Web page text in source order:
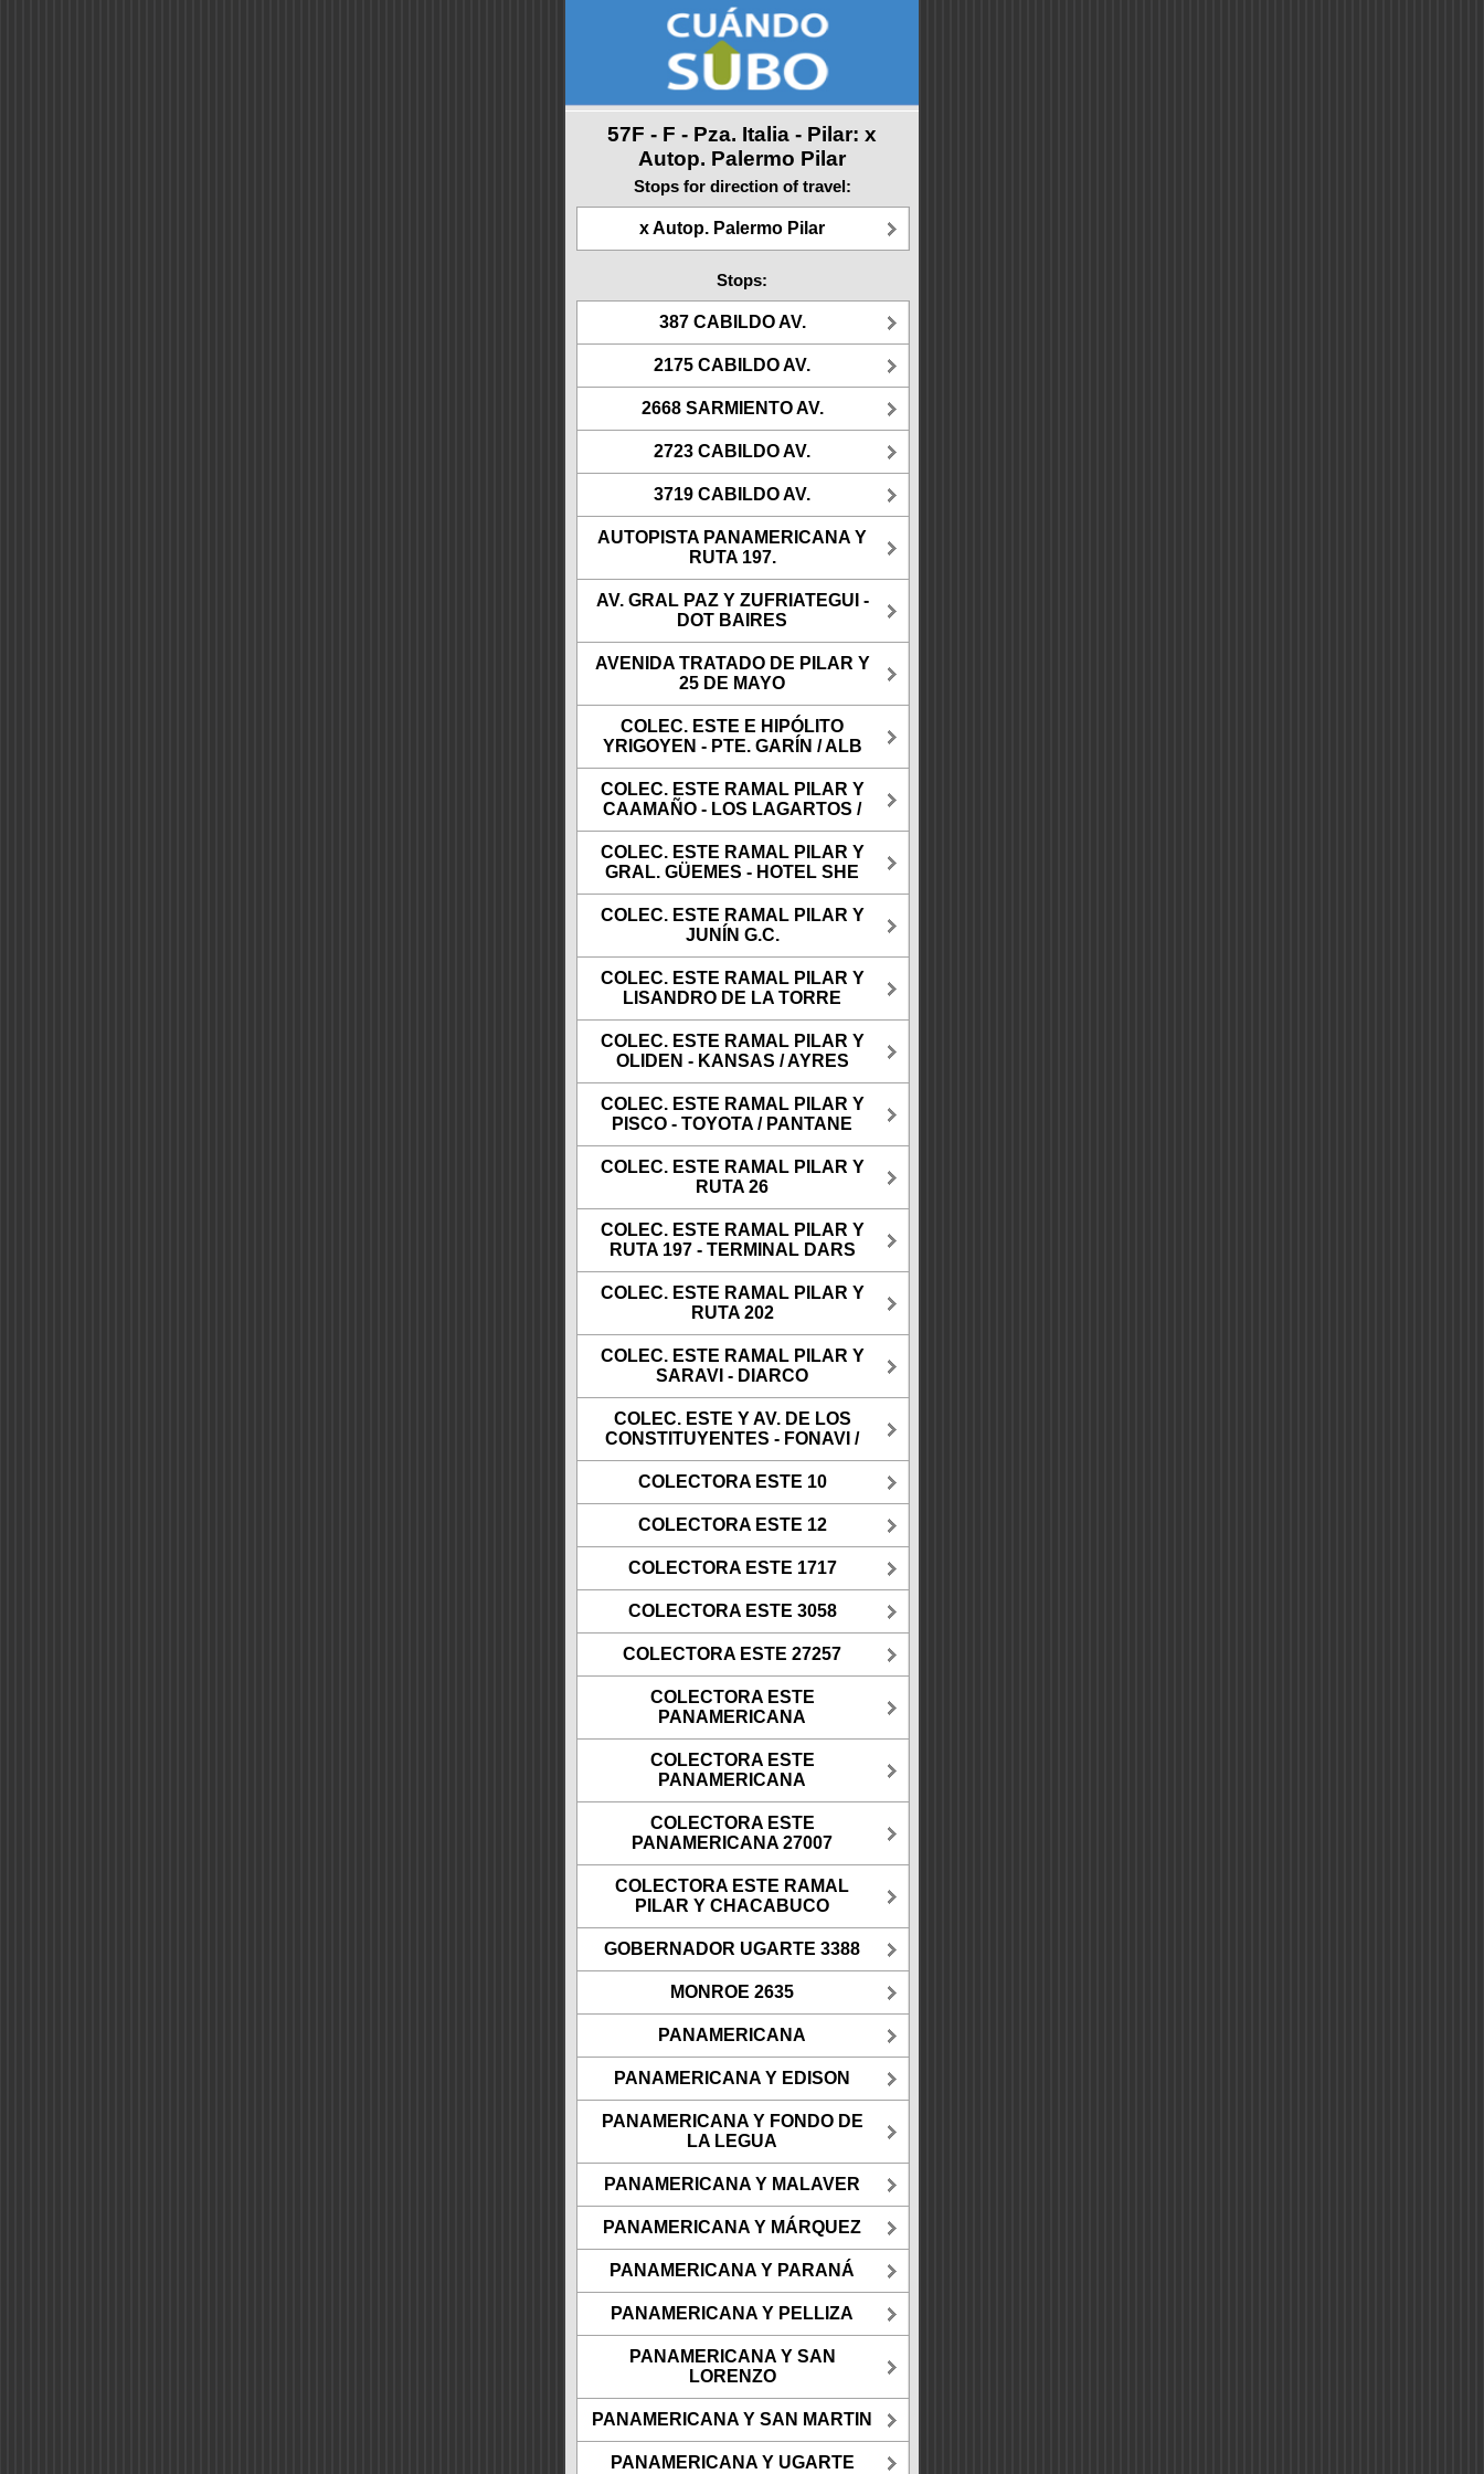
57F - F - Pza. Italia - Pilar: x
Autop. Palermo Pilar
Stops for direction of travel:
x Autop. Palermo Pilar
Stops:
387 CABILDO AV.
2175 CABILDO AV.
2668 SARMIENTO AV.
2723 CABILDO AV.
3719 CABILDO AV.
AUTOPISTA PANAMERICANA Y
RUTA 197.
AV. GRAL PAZ Y ZUFRIATEGUI -
DOT BAIRES
AVENIDA TRATADO DE PILAR Y
25 DE MAYO
COLEC. ESTE E HIPÓLITO
YRIGOYEN - PTE. GARÍN / ALB
COLEC. ESTE RAMAL PILAR Y
CAAMAÑO - LOS LAGARTOS /
COLEC. ESTE RAMAL PILAR Y
GRAL. GÜEMES - HOTEL SHE
COLEC. ESTE RAMAL PILAR Y
JUNÍN G.C.
COLEC. ESTE RAMAL PILAR Y
LISANDRO DE LA TORRE
COLEC. ESTE RAMAL PILAR Y
OLIDEN - KANSAS / AYRES
COLEC. ESTE RAMAL PILAR Y
PISCO - TOYOTA / PANTANE
COLEC. ESTE RAMAL PILAR Y
RUTA 26
COLEC. ESTE RAMAL PILAR Y
RUTA 197 - TERMINAL DARS
COLEC. ESTE RAMAL PILAR Y
RUTA 202
COLEC. ESTE RAMAL PILAR Y
SARAVI - DIARCO
COLEC. ESTE Y AV. DE LOS
CONSTITUYENTES - FONAVI /
COLECTORA ESTE 10
COLECTORA ESTE 12
COLECTORA ESTE 1717
COLECTORA ESTE 3058
COLECTORA ESTE 27257
COLECTORA ESTE
PANAMERICANA
COLECTORA ESTE
PANAMERICANA
COLECTORA ESTE
PANAMERICANA 27007
COLECTORA ESTE RAMAL
PILAR Y CHACABUCO
GOBERNADOR UGARTE 3388
MONROE 2635
PANAMERICANA
PANAMERICANA Y EDISON
PANAMERICANA Y FONDO DE
LA LEGUA
PANAMERICANA Y MALAVER
PANAMERICANA Y MÁRQUEZ
PANAMERICANA Y PARANÁ
PANAMERICANA Y PELLIZA
PANAMERICANA Y SAN
LORENZO
PANAMERICANA Y SAN MARTIN
PANAMERICANA Y UGARTE